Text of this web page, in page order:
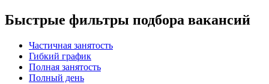
Быстрые фильтры подбора вакансий
Частичная занятость
Гибкий график
Полная занятость
Полный день